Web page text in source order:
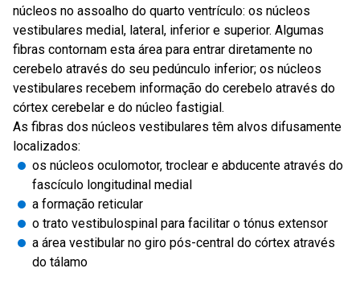
núcleos no assoalho do quarto ventrículo: os núcleos
vestibulares medial, lateral, inferior e superior. Algumas
fibras contornam esta área para entrar diretamente no
cerebelo através do seu pedúnculo inferior; os núcleos
vestibulares recebem informação do cerebelo através do
córtex cerebelar e do núcleo fastigial.
As fibras dos núcleos vestibulares têm alvos difusamente
localizados:
os núcleos oculomotor, troclear e abducente através do
fascículo longitudinal medial
a formação reticular
o trato vestibulospinal para facilitar o tónus extensor
a área vestibular no giro pós-central do córtex através
do tálamo